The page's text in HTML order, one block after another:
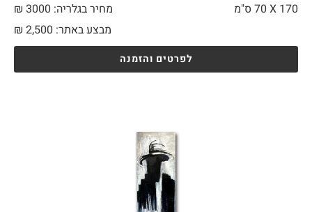
170 X
מחיר בגלריה: 3000 ₪
מבצע באתר:
₪ 2,500
לפרטים והזמנה